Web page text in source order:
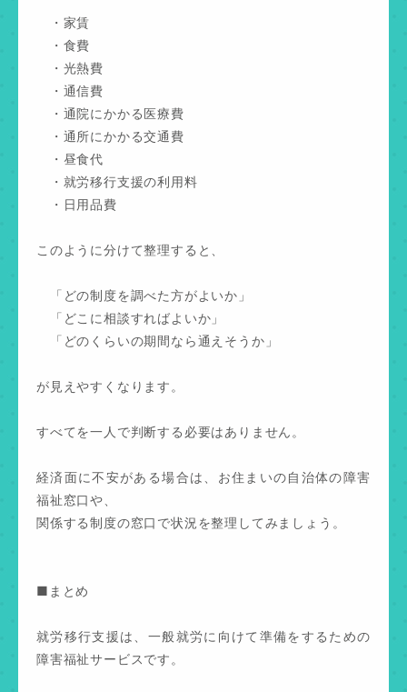
・家賃
・食費
・光熱費
・通信費
・通院にかかる医療費
・通所にかかる交通費
・昼食代
・就労移行支援の利用料
・日用品費
このように分けて整理すると、
「どの制度を調べた方がよいか」
「どこに相談すればよいか」
「どのくらいの期間なら通えそうか」
が見えやすくなります。
すべてを一人で判断する必要はありません。
経済面に不安がある場合は、お住まいの自治体の障害
福祉窓口や、
関係する制度の窓口で状況を整理してみましょう。
■まとめ
就労移行支援は、一般就労に向けて準備をするための
障害福祉サービスです。